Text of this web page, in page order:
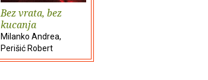
Bez vrata, bez
kucanja
Milanko Andrea,
Perišić Robert